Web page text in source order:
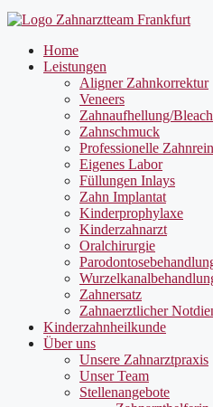
Home
Leistungen
Aligner Zahnkorrektur
Veneers
Zahnaufhellung/
Zahnschmuck
Professionelle
Eigenes Labor
Füllungen Inlays
Zahn Implantat
Kinderprophylaxe
Kinderzahnarzt
Oralchirurgie
Zahnersatz
Zahnaerztlicher
Kinderzahnheilkunde
Über uns
Unsere Zahnarztpraxis
Unser Team
Stellenangebote